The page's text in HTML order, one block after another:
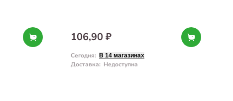
106,90 ₽
Сегодня: В 14 магазинах
Доставка: Недоступна